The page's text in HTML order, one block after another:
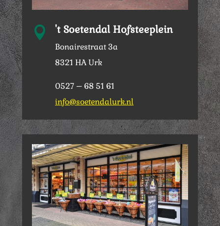
 't Soetendal Hofsteeplein
Bonairestraat 3a
8321 HA Urk
0527 – 68 51 61
info@soetendalurk.nl